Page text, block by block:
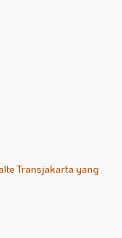
Transjakarta yang